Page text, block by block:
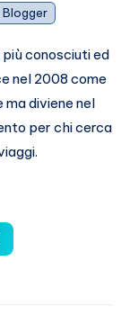
Blogger
più conosciuti ed
nel 2008 come
diviene nel
per chi cerca